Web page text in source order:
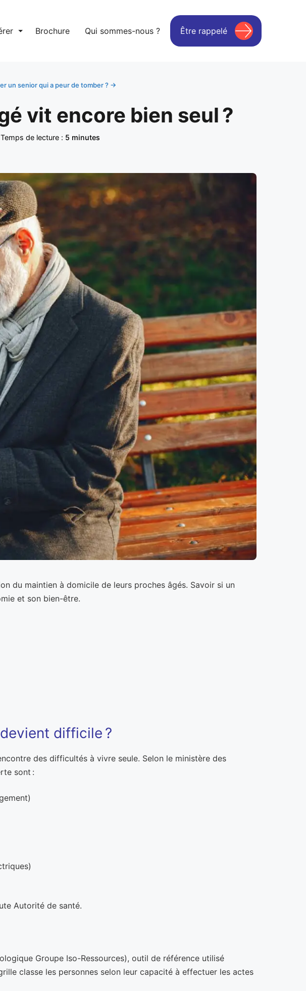
⏷ Brochure Qui sommes-nous ? Être rappelé
un senior qui a peur de tomber ? →
vit encore bien seul ?
de lecture : 5 minutes
du maintien à domicile de leurs proches âgés. Savoir si un
et son bien-être.
difficile ?
des difficultés à vivre seule. Selon le ministère des
sont :
Autorité de santé.
Groupe Iso-Ressources), outil de référence utilisé
classe les personnes selon leur capacité à effectuer les actes